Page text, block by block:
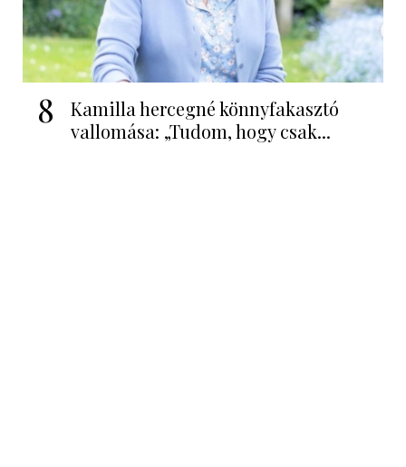
8
Kamilla hercegné könnyfakasztó
vallomása: „Tudom, hogy csak...